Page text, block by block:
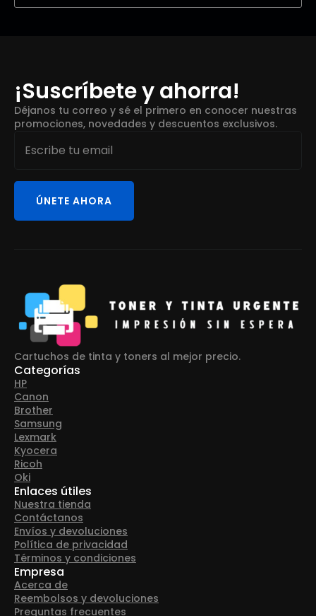
¡Suscríbete y ahorra!
Déjanos tu correo y sé el primero en conocer nuestras
promociones, novedades y descuentos exclusivos.
Email
ÚNETE AHORA
Cartuchos de tinta y toners al mejor precio.
Categorías
HP
Canon
Brother
Samsung
Lexmark
Kyocera
Ricoh
Oki
Enlaces útiles
Nuestra tienda
Contáctanos
Envíos y devoluciones
Política de privacidad
Términos y condiciones
Empresa
Acerca de
Reembolsos y devoluciones
Preguntas frecuentes